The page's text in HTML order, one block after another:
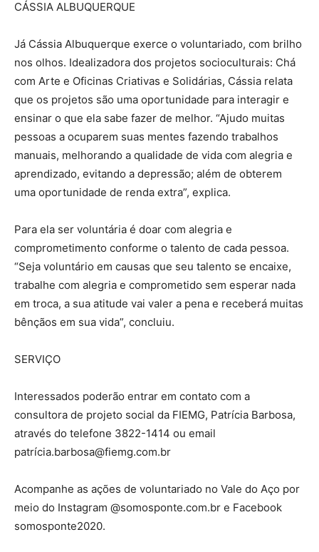
CÁSSIA ALBUQUERQUE
Já Cássia Albuquerque exerce o voluntariado, com brilho
nos olhos. Idealizadora dos projetos socioculturais: Chá
com Arte e Oficinas Criativas e Solidárias, Cássia relata
que os projetos são uma oportunidade para interagir e
ensinar o que ela sabe fazer de melhor. “Ajudo muitas
pessoas a ocuparem suas mentes fazendo trabalhos
manuais, melhorando a qualidade de vida com alegria e
aprendizado, evitando a depressão; além de obterem
uma oportunidade de renda extra”, explica.
Para ela ser voluntária é doar com alegria e
comprometimento conforme o talento de cada pessoa.
“Seja voluntário em causas que seu talento se encaixe,
trabalhe com alegria e comprometido sem esperar nada
em troca, a sua atitude vai valer a pena e receberá muitas
bênçãos em sua vida”, concluiu.
SERVIÇO
Interessados poderão entrar em contato com a
consultora de projeto social da FIEMG, Patrícia Barbosa,
através do telefone 3822-1414 ou email
patrícia.barbosa@fiemg.com.br
Acompanhe as ações de voluntariado no Vale do Aço por
meio do Instagram @somosponte.com.br e Facebook
somosponte2020.